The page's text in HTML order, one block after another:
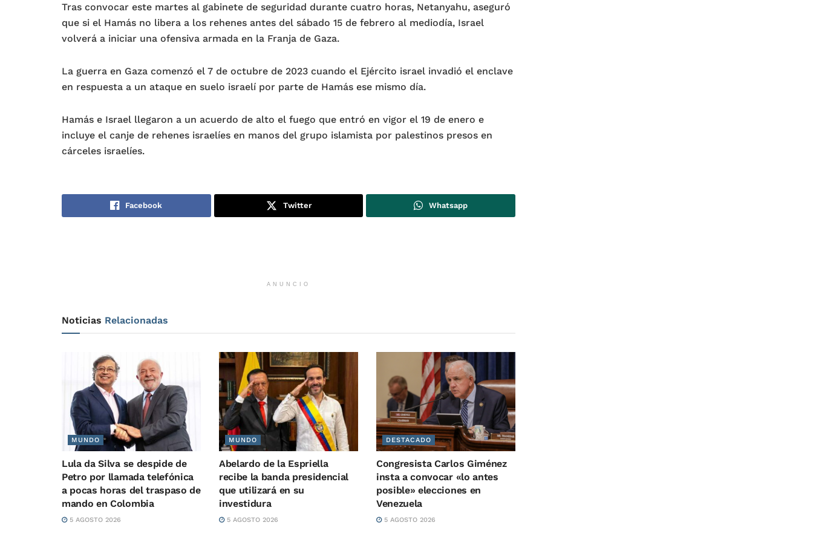
Tras convocar este martes al gabinete de seguridad durante cuatro horas, Netanyahu, aseguró
que si el Hamás no libera a los rehenes antes del sábado 15 de febrero al mediodía, Israel
volverá a iniciar una ofensiva armada en la Franja de Gaza.
La guerra en Gaza comenzó el 7 de octubre de 2023 cuando el Ejército israel invadió el enclave
en respuesta a un ataque en suelo israelí por parte de Hamás ese mismo día.
Hamás e Israel llegaron a un acuerdo de alto el fuego que entró en vigor el 19 de enero e
incluye el canje de rehenes israelíes en manos del grupo islamista por palestinos presos en
cárceles israelíes.
Facebook Twitter Whatsapp
ANUNCIO
Noticias Relacionadas
MUNDO
Lula da Silva se despide de
Petro por llamada telefónica
a pocas horas del traspaso de
mando en Colombia
5 AGOSTO 2026
MUNDO
Abelardo de la Espriella
recibe la banda presidencial
que utilizará en su
investidura
5 AGOSTO 2026
DESTACADO
Congresista Carlos Giménez
insta a convocar «lo antes
posible» elecciones en
Venezuela
5 AGOSTO 2026